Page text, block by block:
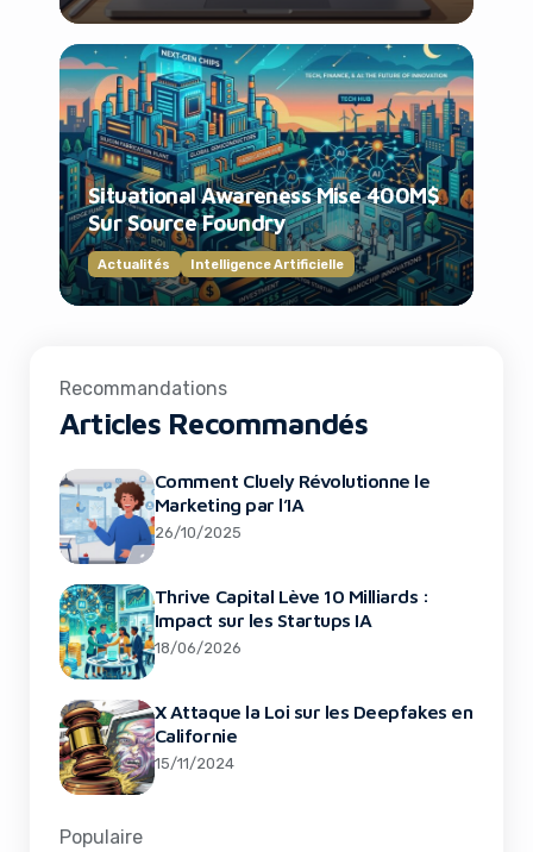
Situational Awareness Mise 400M$
Sur Source Foundry
Actualités Intelligence Artificielle
Recommandations
Articles Recommandés
Comment Cluely Révolutionne le
Marketing par l’IA
26/10/2025
Thrive Capital Lève 10 Milliards :
Impact sur les Startups IA
18/06/2026
X Attaque la Loi sur les Deepfakes en
Californie
15/11/2024
Populaire